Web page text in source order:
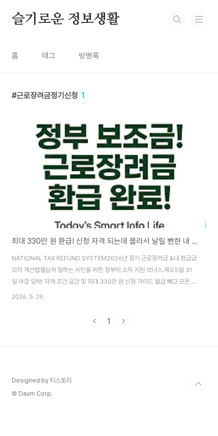
슬기로운 정보생활
홈 태그 방명록
근로장려금정기신청 1
최대 330만 원 환급! 신청 자격 되는데 몰라서 날릴 뻔한 내 근로장려금 구출하기
NATIONAL TAX REFUND SYSTEM2026년 정기 근로장려금 &내 환급금
모의 계산법열심히 일하는 서민을 위한 정부의 소득 지원 보너스 제도5월 31
일 마감 임박! 자격 조건 요건 및 최대 330만 원 신청 가이드 월급 빼고 모든 물
가가 무섭게 치솟는 요즘, 통장을 스쳐 지나가는 월급만으로는 하루하루 가계
어 생활에 보탬이 필요한 서민과 근로자분들을 위해 정부에서는 매년 단비와
2026. 5. 29.
1
Designed by 티스토리
© Daum Corp.